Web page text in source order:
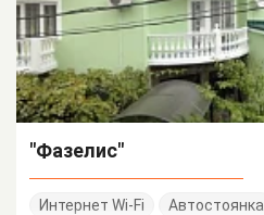
"Фазелис"
Интернет Wi-Fi Автостоянка